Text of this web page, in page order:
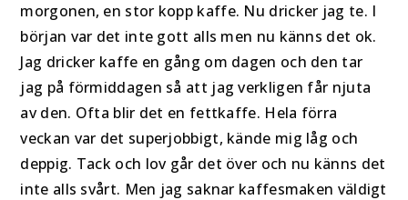
morgonen, en stor kopp kaffe. Nu dricker jag te. I
början var det inte gott alls men nu känns det ok.
Jag dricker kaffe en gång om dagen och den tar
jag på förmiddagen så att jag verkligen får njuta
av den. Ofta blir det en fettkaffe. Hela förra
veckan var det superjobbigt, kände mig låg och
deppig. Tack och lov går det över och nu känns det
inte alls svårt. Men jag saknar kaffesmaken väldigt